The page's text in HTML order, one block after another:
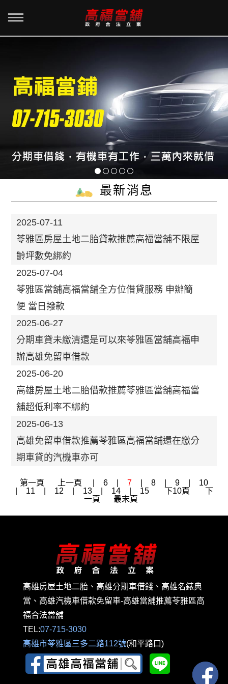
最新消息
2025-07-11
苓雅區房屋土地二胎貸款推薦高福當舖不限屋
齡坪數免綁約
2025-07-04
苓雅區當舖高福當舖全方位借貸服務 申辦簡
便 當日撥款
2025-06-27
分期車貸未繳清還是可以來苓雅區當舖高福申
辦高雄免留車借款
2025-06-20
高雄房屋土地二胎借款推薦苓雅區當舖高福當
舖超低利率不綁約
2025-06-13
高雄免留車借款推薦苓雅區高福當舖還在繳分
期車貸的汽機車亦可
第一頁 上一頁 6 7 8 9
10
11 12 13 14 15 下10頁
下
一頁
最末頁
高雄房屋土地二胎、高雄分期車借錢、高雄名錶典
當、高雄汽機車借款免留車-高雄當舖推薦苓雅區高
福合法當舖
TEL:07-715-3030
高雄市苓雅區三多二路112號(和平路口)